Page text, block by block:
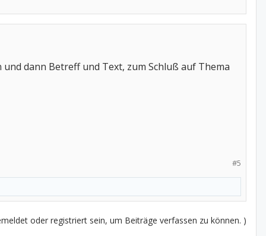
dann Betreff und Text, zum Schluß auf Thema
#5
oder registriert sein, um Beiträge verfassen zu können. )